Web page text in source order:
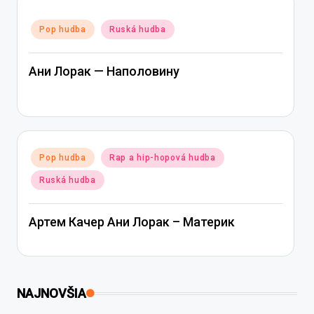
Posted
in
Pop hudba Ruská hudba
Ани Лорак — Наполовину
Posted
in
Pop hudba Rap a hip-hopová hudba
Ruská hudba
Артем Качер Ани Лорак – Материк
NAJNOVŠIA